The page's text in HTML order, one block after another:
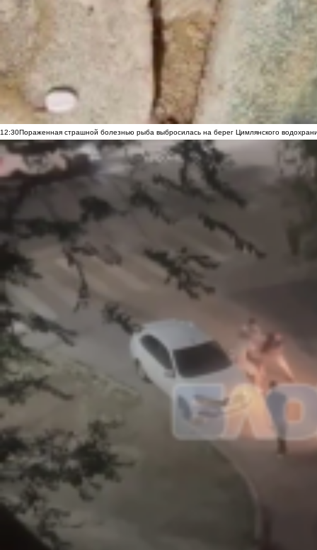
12:30Пораженная страшной болезнью рыба выбросилась на берег Цимлянского